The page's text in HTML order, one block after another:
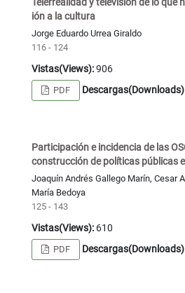
ión a la cultura
Jorge Eduardo Urrea Giraldo
116 - 124
Vistas(Views):906
PDF
Participación e incidencia de las
construcción de políticas públicas
Joaquín Andrés Gallego Marín, Cesar
María Bedoya
125 - 143
Vistas(Views):610
PDF